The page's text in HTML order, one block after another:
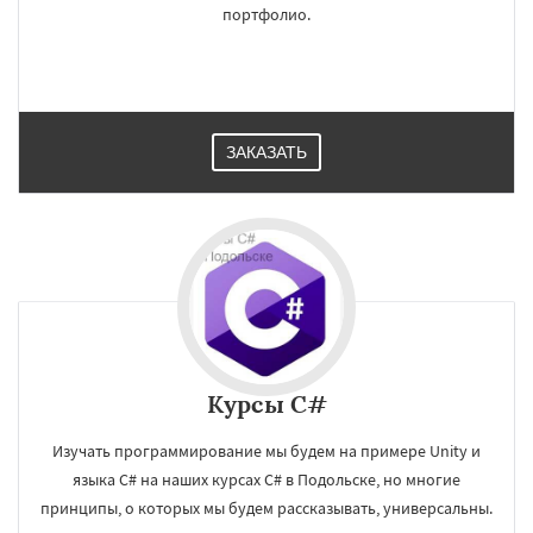
Работаем по
регионам
портфолио.
ЗАКАЗАТЬ
Курсы C#
Изучать программирование мы будем на примере Unity и
языка C# на наших курсах C# в Подольске, но многие
принципы, о которых мы будем рассказывать, универсальны.
УЗНАТЬ ПОДРОБНЕЕ